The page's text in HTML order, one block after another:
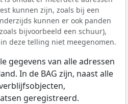
kunnen zijn, zoals bij een
kunnen er ook panden
bijvoorbeeld een schuur),
deze telling niet meegenomen.
gegevens van alle adressen
In de BAG zijn, naast alle
geregistreerd.